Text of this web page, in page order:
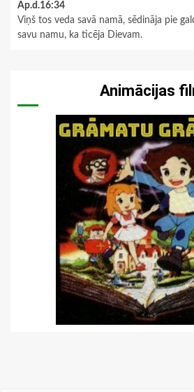
Ap.d.16:34
Viņš tos veda savā namā, sēdināja pie
savu namu, ka ticēja Dievam.
Animācijas